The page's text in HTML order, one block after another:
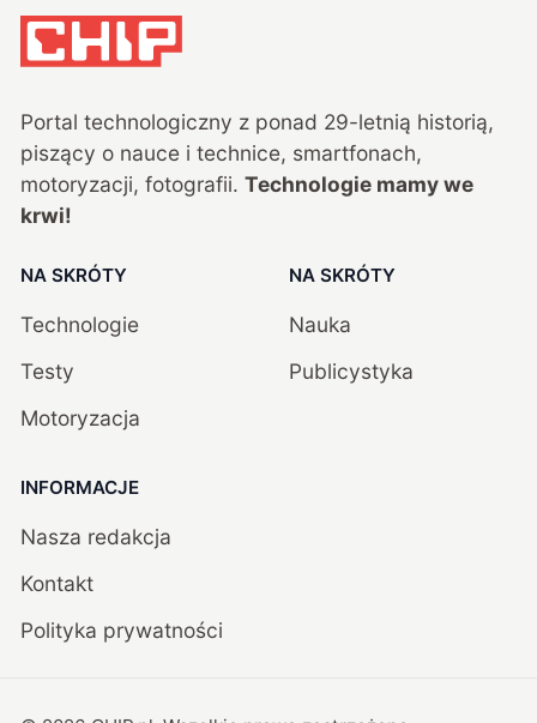
Portal technologiczny z ponad 29-letnią historią,
piszący o nauce i technice, smartfonach,
motoryzacji, fotografii. Technologie mamy we
krwi!
NA SKRÓTY
Technologie
Testy
Motoryzacja
NA SKRÓTY
Nauka
Publicystyka
INFORMACJE
Nasza redakcja
Kontakt
Polityka prywatności